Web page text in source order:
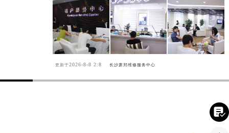
更新于2026-8-8 2:8 长沙萧邦维修服务中心
